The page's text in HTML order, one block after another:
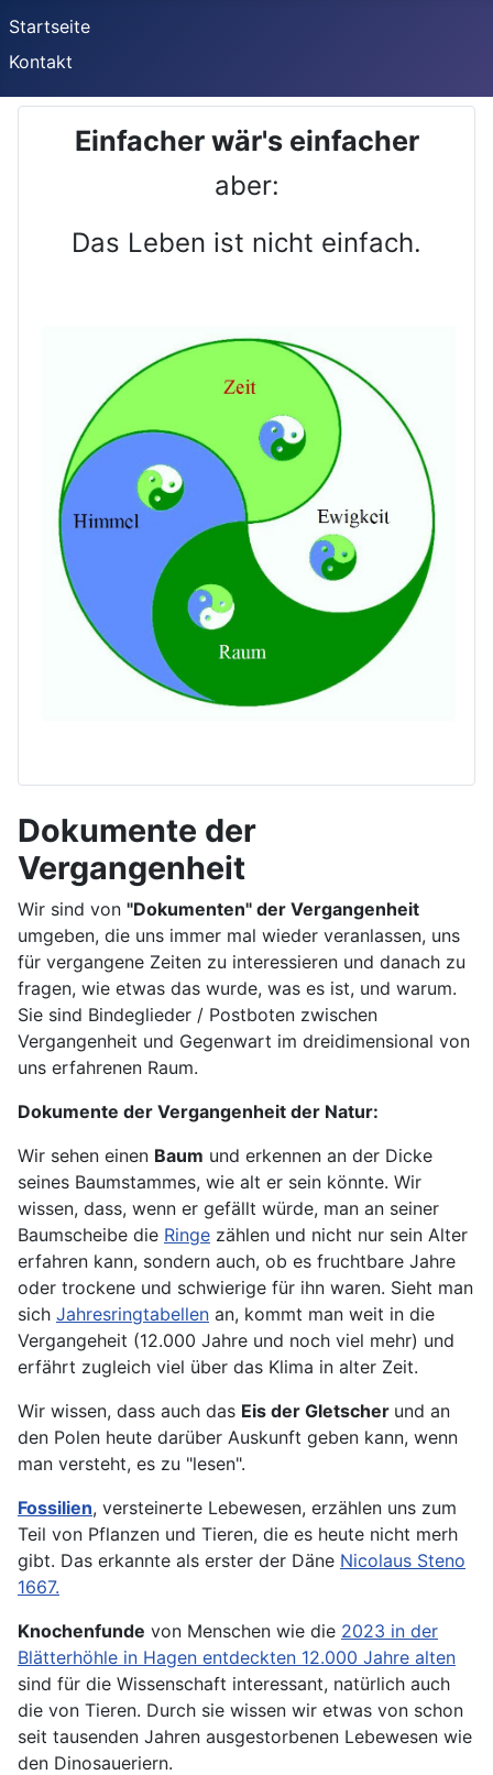
Startseite
Kontakt
Einfacher wär's einfacher
aber:
Das Leben ist nicht einfach.
Dokumente der
Vergangenheit
Wir sind von "Dokumenten" der Vergangenheit
umgeben, die uns immer mal wieder veranlassen, uns
für vergangene Zeiten zu interessieren und danach zu
fragen, wie etwas das wurde, was es ist, und warum.
Sie sind Bindeglieder / Postboten zwischen
Vergangenheit und Gegenwart im dreidimensional von
uns erfahrenen Raum.
Dokumente der Vergangenheit der Natur:
Wir sehen einen Baum und erkennen an der Dicke
seines Baumstammes, wie alt er sein könnte. Wir
wissen, dass, wenn er gefällt würde, man an seiner
Baumscheibe die Ringe zählen und nicht nur sein Alter
erfahren kann, sondern auch, ob es fruchtbare Jahre
oder trockene und schwierige für ihn waren. Sieht man
sich Jahresringtabellen an, kommt man weit in die
Vergangeheit (12.000 Jahre und noch viel mehr) und
erfährt zugleich viel über das Klima in alter Zeit.
Wir wissen, dass auch das Eis der Gletscher und an
den Polen heute darüber Auskunft geben kann, wenn
man versteht, es zu "lesen".
Fossilien, versteinerte Lebewesen, erzählen uns zum
Teil von Pflanzen und Tieren, die es heute nicht merh
gibt. Das erkannte als erster der Däne Nicolaus Steno
1667.
Knochenfunde von Menschen wie die 2023 in der
Blätterhöhle in Hagen entdeckten 12.000 Jahre alten
sind für die Wissenschaft interessant, natürlich auch
die von Tieren. Durch sie wissen wir etwas von schon
seit tausenden Jahren ausgestorbenen Lebewesen wie
den Dinosaueriern.